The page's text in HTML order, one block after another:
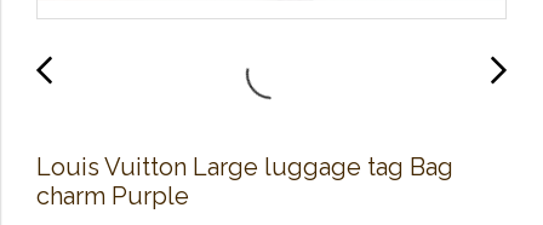
Louis Vuitton Large luggage tag Bag
charm Purple